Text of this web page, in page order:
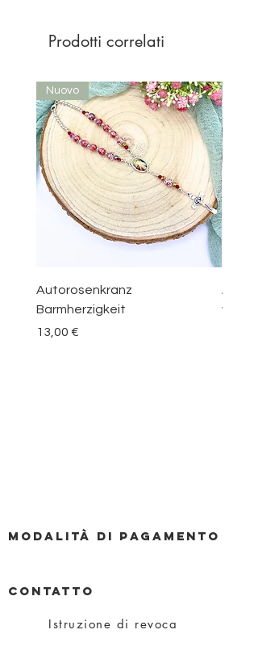
Prodotti correlati
Nuovo
Autorosenkranz
Barmherzigkeit
Prezzo
13,00 €
vom
Modalità di pagamento
CONTATTO
Istruzione di revoca